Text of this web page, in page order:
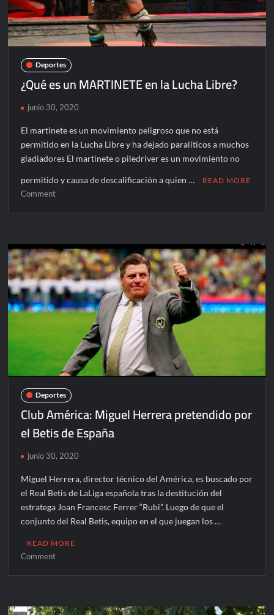
Deportes
¿Qué es un MARTINETE en la Lucha Libre?
junio 30, 2020
El martinete es un movimiento peligroso que no está
permitido en la Lucha Libre y ha dejado paralíticos a muchos
gladiadores El martinete o piledriver es un movimiento no
permitido y causa de descalificación a quien … READ MORE
Commenton
MARTINETE
en
la
Lucha
Libre?
Deportes
Club América: Miguel Herrera pretendido por
el Betis de España
junio 30, 2020
Miguel Herrera, director técnico del América, es buscado por
el Real Betis de LaLiga española tras la destitución del
estratega Joan Francesc Ferrer “Rubi”. Luego de que el
conjunto del Real Betis, equipo en el que juegan los …
READ MORE
Commenton
Herrera